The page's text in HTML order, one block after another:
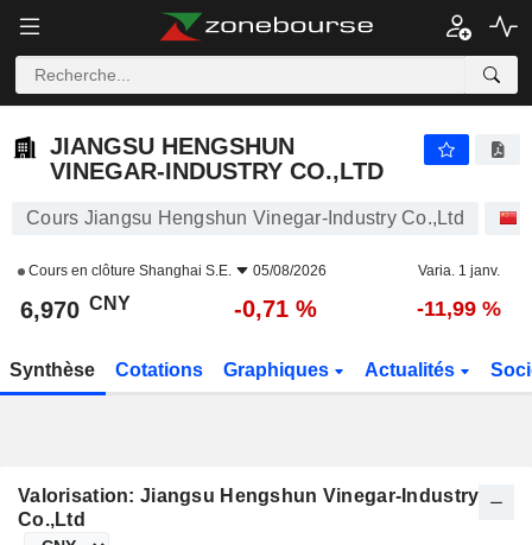
JIANGSU HENGSHUN
VINEGAR-INDUSTRY CO.,LTD
Cours Jiangsu Hengshun Vinegar-Industry Co.,Ltd
Cours en clôture Shanghai S.E. 05/08/2026 Varia. 1 janv.
6,970 CNY -0,71 % -11,99 %
Synthèse Cotations Graphiques Actualités
Valorisation: Jiangsu Hengshun Vinegar-Industry
Co.,Ltd